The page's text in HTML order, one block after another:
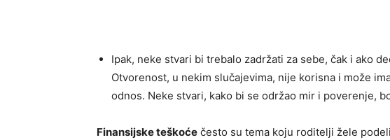
Ipak, neke stvari bi trebalo zadržati za sebe, čak i ako
Otvorenost, u nekim slučajevima, nije korisna i može
odnos. Neke stvari, kako bi se održao mir i poverenje,
Finansijske teškoće često su tema koju roditelji žele